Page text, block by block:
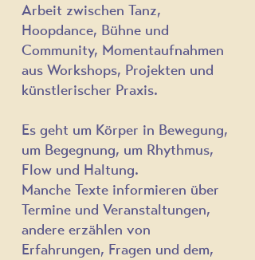
Arbeit zwischen Tanz,
Hoopdance, Bühne und
Community, Momentaufnahmen
aus Workshops, Projekten und
künstlerischer Praxis.
Es geht um Körper in Bewegung,
um Begegnung, um Rhythmus,
Flow und Haltung.
Manche Texte informieren über
Termine und Veranstaltungen,
andere erzählen von
Erfahrungen, Fragen und dem,